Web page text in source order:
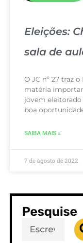
Eleições:
sala de
O JC nº 27 traz
matéria
jovem eleitorado
boa
SAIBA MAIS »
7 de agosto de 2022
Pesquise